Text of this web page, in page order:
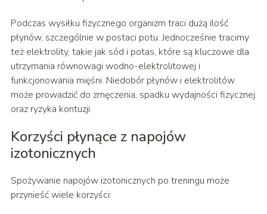
Podczas wysiłku fizycznego organizm traci dużą ilość
płynów, szczególnie w postaci potu. Jednocześnie tracimy
też elektrolity, takie jak sód i potas, które są kluczowe dla
utrzymania równowagi wodno-elektrolitowej i
funkcjonowania mięśni. Niedobór płynów i elektrolitów
może prowadzić do zmęczenia, spadku wydajności fizycznej
oraz ryzyka kontuzji.
Korzyści płynące z napojów
izotonicznych
Spożywanie napojów izotonicznych po treningu może
przynieść wiele korzyści: